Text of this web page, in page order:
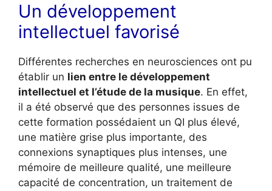
Un développement
intellectuel favorisé
Différentes recherches en neurosciences ont pu
établir un lien entre le développement
intellectuel et l’étude de la musique. En effet,
il a été observé que des personnes issues de
cette formation possédaient un QI plus élevé,
une matière grise plus importante, des
connexions synaptiques plus intenses, une
mémoire de meilleure qualité, une meilleure
capacité de concentration, un traitement de